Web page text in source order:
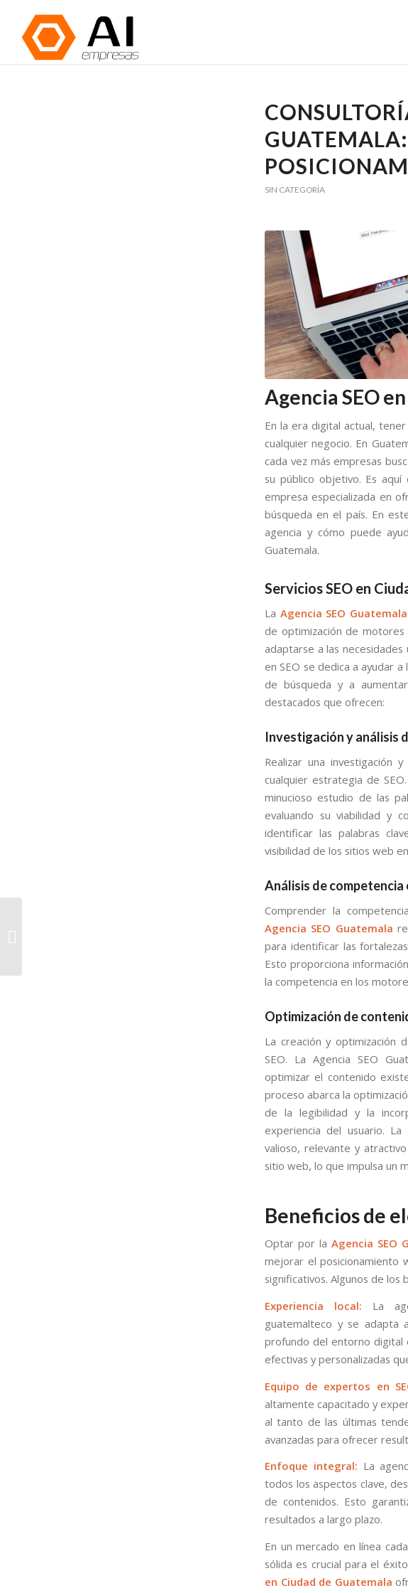
SIN CATEGORÍA
Agencia SEO
En la era digital actual,
cualquier negocio. En
cada vez más empresas
su público objetivo. Es
empresa especializada en
búsqueda en el país. En
agencia y cómo puede
Guatemala.
Servicios SEO en
La Agencia SEO Guatemala
de optimización de
adaptarse a las
en SEO se dedica a ayudar
de búsqueda y a
destacados que ofrecen:
Investigación y análisis
Realizar una investigación
cualquier estrategia de
minucioso estudio de las
evaluando su viabilidad y
identificar las palabras
visibilidad de los sitios web
Análisis de competencia
Comprender la
Agencia SEO Guatemala
para identificar las
Esto proporciona
la competencia en los
Optimización de
La creación y optimización
SEO. La Agencia SEO
optimizar el contenido
proceso abarca la
de la legibilidad y la
experiencia del usuario.
valioso, relevante y
sitio web, lo que impulsa un
Beneficios de
Optar por la Agencia SEO
mejorar el posicionamiento
significativos. Algunos de los
Experiencia local: La
guatemalteco y se adapta
profundo del entorno digital
efectivas y personalizadas
Equipo de expertos en
altamente capacitado y
al tanto de las últimas
avanzadas para ofrecer
Enfoque integral: La
todos los aspectos clave,
de contenidos. Esto
resultados a largo plazo.
En un mercado en línea
sólida es crucial para el
en Ciudad de Guatemala